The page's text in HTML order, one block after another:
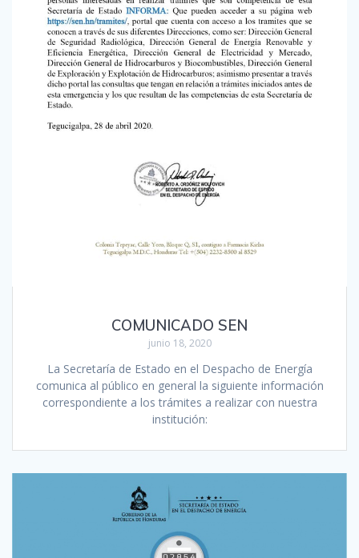
COMUNICADO SEN
junio 18, 2020
La Secretaría de Estado en el Despacho de Energía
comunica al público en general la siguiente información
correspondiente a los trámites a realizar con nuestra
institución:‬